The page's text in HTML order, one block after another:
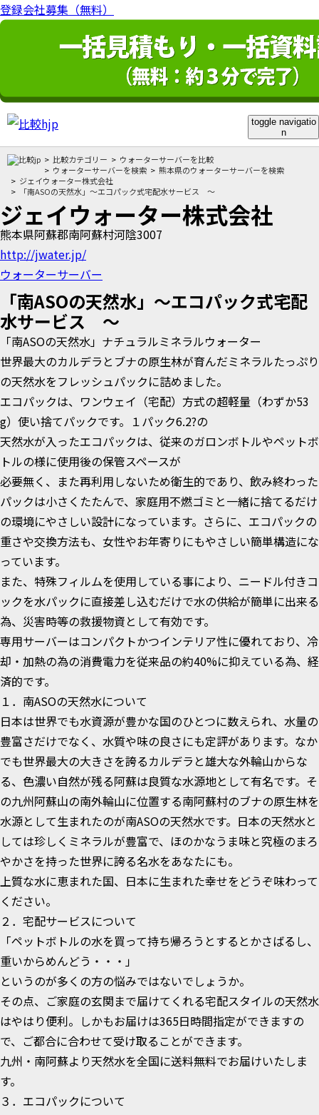
登録会社募集（無料）
toggle navigatio
n
比較カテゴリー
ウォーターサーバーを比較
ウォーターサーバーを検索
熊本県のウォーターサーバーを検索
ジェイウォーター株式会社
「南ASOの天然水」～エコパック式宅配水サービス ～
ジェイウォーター株式会社
熊本県阿蘇郡南阿蘇村河陰3007
http://jwater.jp/
ウォーターサーバー
「南ASOの天然水」～エコパック式宅配
水サービス ～
「南ASOの天然水」ナチュラルミネラルウォーター
世界最大のカルデラとブナの原生林が育んだミネラルたっぷり
の天然水をフレッシュパックに詰めました。
エコパックは、ワンウェイ（宅配）方式の超軽量（わずか53
g）使い捨てパックです。１パック6.2?の
天然水が入ったエコパックは、従来のガロンボトルやペットボ
トルの様に使用後の保管スペースが
必要無く、また再利用しないため衛生的であり、飲み終わった
パックは小さくたたんで、家庭用不燃ゴミと一緒に捨てるだけ
の環境にやさしい設計になっています。さらに、エコパックの
重さや交換方法も、女性やお年寄りにもやさしい簡単構造にな
っています。
また、特殊フィルムを使用している事により、ニードル付きコ
ックを水パックに直接差し込むだけで水の供給が簡単に出来る
為、災害時等の救援物資として有効です。
専用サーバーはコンパクトかつインテリア性に優れており、冷
却・加熱の為の消費電力を従来品の約40%に抑えている為、経
済的です。
１．南ASOの天然水について
日本は世界でも水資源が豊かな国のひとつに数えられ、水量の
豊富さだけでなく、水質や味の良さにも定評があります。なか
でも世界最大の大きさを誇るカルデラと雄大な外輪山からな
る、色濃い自然が残る阿蘇は良質な水源地として有名です。そ
の九州阿蘇山の南外輪山に位置する南阿蘇村のブナの原生林を
水源として生まれたのが南ASOの天然水です。日本の天然水と
しては珍しくミネラルが豊富で、ほのかなうま味と究極のまろ
やかさを持った世界に誇る名水をあなたにも。
上質な水に恵まれた国、日本に生まれた幸せをどうぞ味わって
ください。
２．宅配サービスについて
「ペットボトルの水を買って持ち帰ろうとするとかさばるし、
重いからめんどう・・・」
というのが多くの方の悩みではないでしょうか。
その点、ご家庭の玄関まで届けてくれる宅配スタイルの天然水
はやはり便利。しかもお届けは365日時間指定ができますの
で、ご都合に合わせて受け取ることができます。
九州・南阿蘇より天然水を全国に送料無料でお届けいたしま
す。
３．エコパックについて